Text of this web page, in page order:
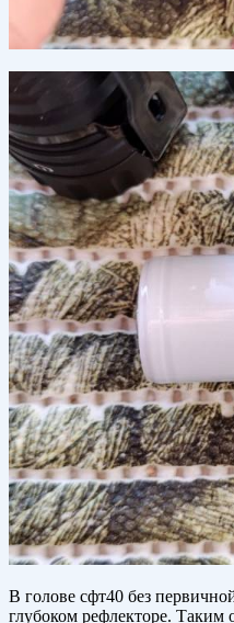
В голове сфт40 без
глубоком рефлекторе. Таким